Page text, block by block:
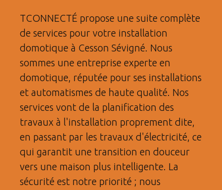
TCONNECTÉ propose une suite complète
de services pour votre installation
domotique à Cesson Sévigné. Nous
sommes une entreprise experte en
domotique, réputée pour ses installations
et automatismes de haute qualité. Nos
services vont de la planification des
travaux à l'installation proprement dite,
en passant par les travaux d'électricité, ce
qui garantit une transition en douceur
vers une maison plus intelligente. La
sécurité est notre priorité ; nous